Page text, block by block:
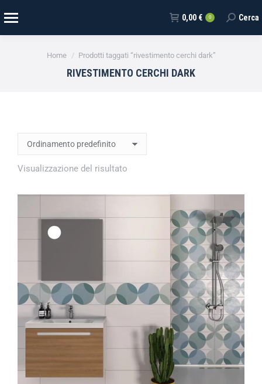
0,00 € 0 Cerca
Tu sei qui:
Home Prodotti taggati “rivestimento cerchi dark”
RIVESTIMENTO CERCHI DARK
Visualizzazione del risultato